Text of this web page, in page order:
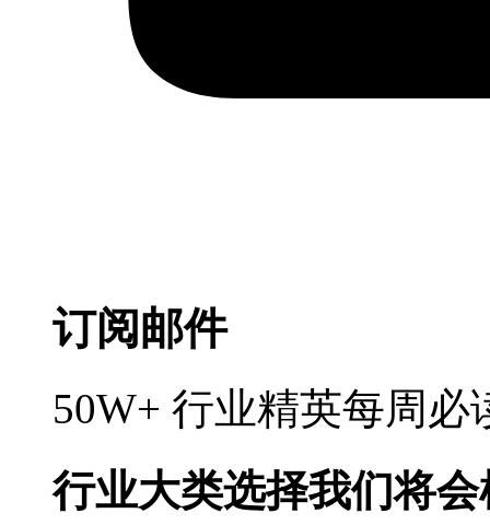
订阅邮件
50W+ 行业精英每周
行业大类选择我们将